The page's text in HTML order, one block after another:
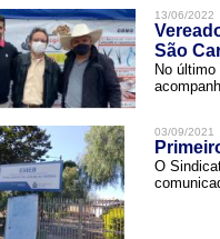
13/06/2022
São
No
03/09/2021
O